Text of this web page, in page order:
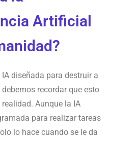
Artificial
diseñada para destruir a
recordar que esto
Aunque la IA
para realizar tareas
lo hace cuando se le da